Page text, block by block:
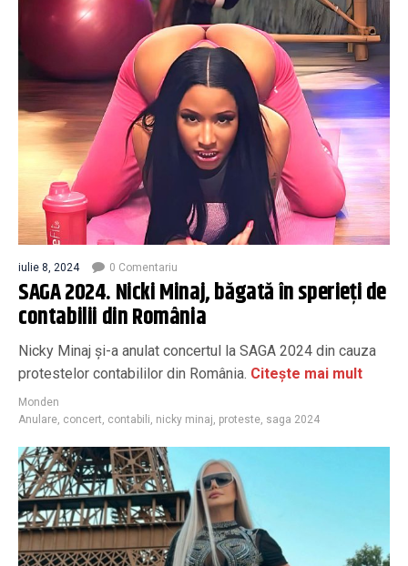
iulie 8, 2024 0 Comentariu
SAGA 2024. Nicki Minaj, băgată în sperieți de
contabilii din România
Nicky Minaj și-a anulat concertul la SAGA 2024 din cauza
protestelor contabililor din România. Citește mai mult
Monden
Anulare, concert, contabili, nicky minaj, proteste, saga 2024